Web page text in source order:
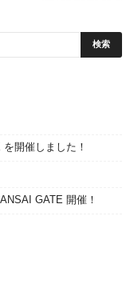
開催しました！
GATE 開催！